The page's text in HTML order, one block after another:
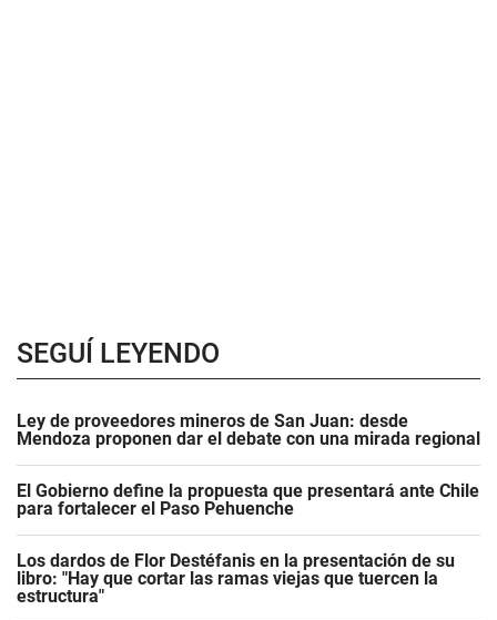
SEGUÍ LEYENDO
Ley de proveedores mineros de San Juan: desde
Mendoza proponen dar el debate con una mirada regional
El Gobierno define la propuesta que presentará ante Chile
para fortalecer el Paso Pehuenche
Los dardos de Flor Destéfanis en la presentación de su
libro: "Hay que cortar las ramas viejas que tuercen la
estructura"